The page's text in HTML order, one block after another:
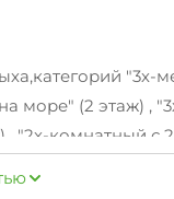
"3х-
море" (2 этаж) ,
комнатный с